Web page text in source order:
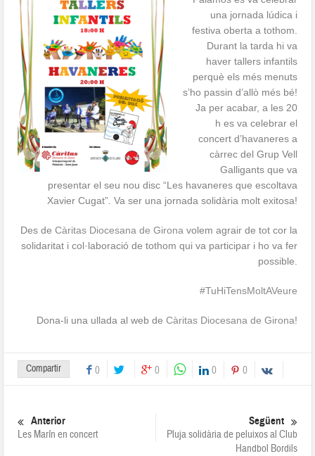
una jornada lúdica i
festiva oberta a tothom.
Durant la tarda hi va
haver tallers infantils
perquè els més menuts
s’ho passin d’allò més bé!
Ja per acabar, a les 20
h es va celebrar el
concert d’havaneres a
càrrec del Grup Vell
Galligants que va
presentar el seu nou disc “Les havaneres que escoltava
Xavier Cugat”. Va ser una jornada solidària molt exitosa!
Des de Càritas Diocesana de Girona volem agrair de tot cor la
solidaritat i col·laboració de tothom qui va participar i ho va fer
possible.
#TuHiTensMoltAVeure
Dona-li una ullada al web de Càritas Diocesana de Girona!
Compartir 0 0 0 0
Anterior
Les Marín en concert
Següent
Pluja solidària de peluixos al Club
Handbol Bordils